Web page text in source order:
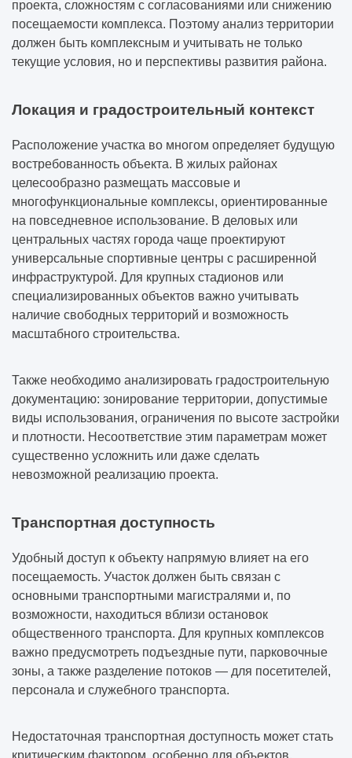
проекта, сложностям с согласованиями или снижению
посещаемости комплекса. Поэтому анализ территории
должен быть комплексным и учитывать не только
текущие условия, но и перспективы развития района.
Локация и градостроительный контекст
Расположение участка во многом определяет будущую
востребованность объекта. В жилых районах
целесообразно размещать массовые и
многофункциональные комплексы, ориентированные
на повседневное использование. В деловых или
центральных частях города чаще проектируют
универсальные спортивные центры с расширенной
инфраструктурой. Для крупных стадионов или
специализированных объектов важно учитывать
наличие свободных территорий и возможность
масштабного строительства.
Также необходимо анализировать градостроительную
документацию: зонирование территории, допустимые
виды использования, ограничения по высоте застройки
и плотности. Несоответствие этим параметрам может
существенно усложнить или даже сделать
невозможной реализацию проекта.
Транспортная доступность
Удобный доступ к объекту напрямую влияет на его
посещаемость. Участок должен быть связан с
основными транспортными магистралями и, по
возможности, находиться вблизи остановок
общественного транспорта. Для крупных комплексов
важно предусмотреть подъездные пути, парковочные
зоны, а также разделение потоков — для посетителей,
персонала и служебного транспорта.
Недостаточная транспортная доступность может стать
критическим фактором, особенно для объектов,